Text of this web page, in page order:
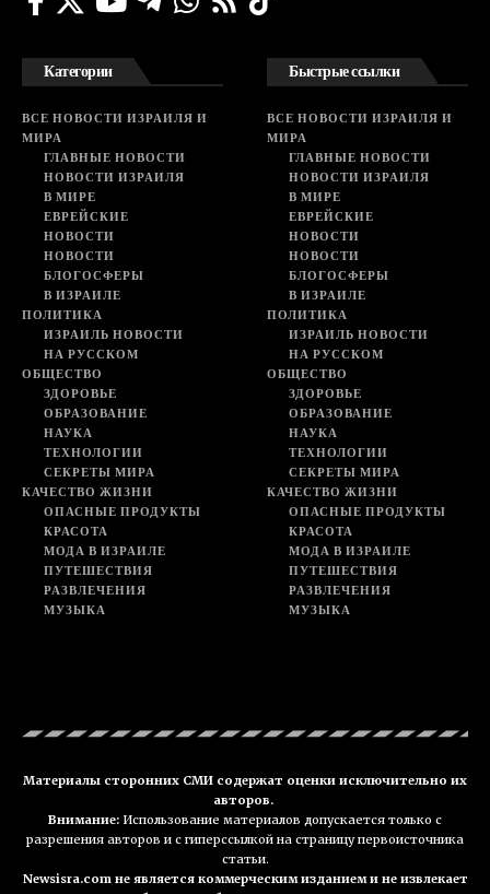
Категории
ВСЕ НОВОСТИ ИЗРАИЛЯ И
МИРА
ГЛАВНЫЕ НОВОСТИ
НОВОСТИ ИЗРАИЛЯ
В МИРЕ
ЕВРЕЙСКИЕ
НОВОСТИ
НОВОСТИ
БЛОГОСФЕРЫ
В ИЗРАИЛЕ
ПОЛИТИКА
ИЗРАИЛЬ НОВОСТИ
НА РУССКОМ
ОБЩЕСТВО
ЗДОРОВЬЕ
ОБРАЗОВАНИЕ
НАУКА
ТЕХНОЛОГИИ
СЕКРЕТЫ МИРА
КАЧЕСТВО ЖИЗНИ
ОПАСНЫЕ ПРОДУКТЫ
КРАСОТА
МОДА В ИЗРАИЛЕ
ПУТЕШЕСТВИЯ
РАЗВЛЕЧЕНИЯ
МУЗЫКА
Быстрые ссылки
ВСЕ НОВОСТИ ИЗРАИЛЯ И
МИРА
ГЛАВНЫЕ НОВОСТИ
НОВОСТИ ИЗРАИЛЯ
В МИРЕ
ЕВРЕЙСКИЕ
НОВОСТИ
НОВОСТИ
БЛОГОСФЕРЫ
В ИЗРАИЛЕ
ПОЛИТИКА
ИЗРАИЛЬ НОВОСТИ
НА РУССКОМ
ОБЩЕСТВО
ЗДОРОВЬЕ
ОБРАЗОВАНИЕ
НАУКА
ТЕХНОЛОГИИ
СЕКРЕТЫ МИРА
КАЧЕСТВО ЖИЗНИ
ОПАСНЫЕ ПРОДУКТЫ
КРАСОТА
МОДА В ИЗРАИЛЕ
ПУТЕШЕСТВИЯ
РАЗВЛЕЧЕНИЯ
МУЗЫКА
Материалы сторонних СМИ содержат оценки исключительно их
авторов.
Внимание: Использование материалов допускается только с
разрешения авторов и с гиперссылкой на страницу первоисточника
статьи.
Newsisra.com не является коммерческим изданием и не извлекает